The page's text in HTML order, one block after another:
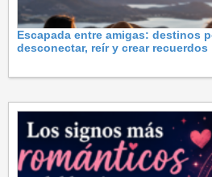
Escapada entre amigas: destinos
desconectar, reír y crear